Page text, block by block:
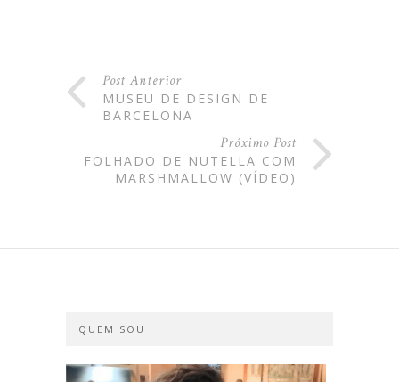
Post Anterior
MUSEU DE DESIGN DE
BARCELONA
Próximo Post
FOLHADO DE NUTELLA COM
MARSHMALLOW (VÍDEO)
QUEM SOU